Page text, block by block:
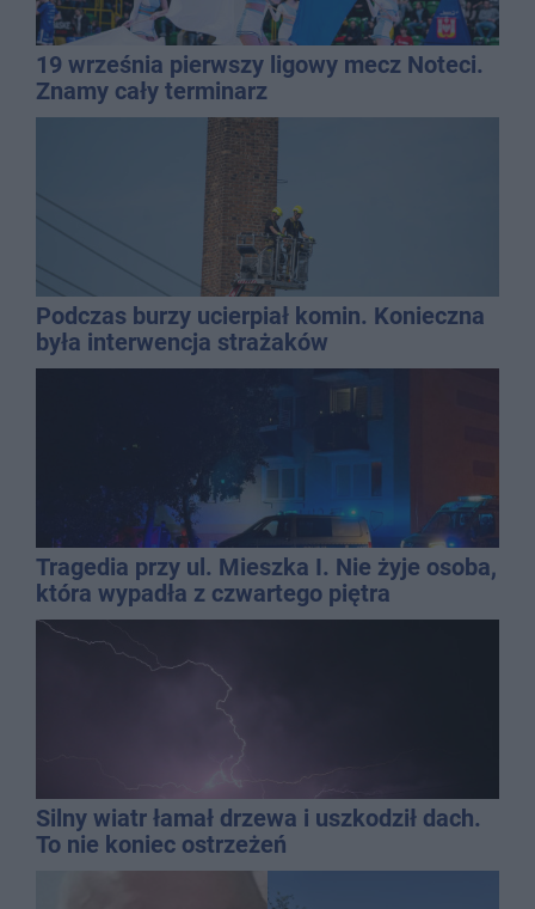
19 września pierwszy ligowy mecz Noteci.
Znamy cały terminarz
Podczas burzy ucierpiał komin. Konieczna
była interwencja strażaków
Tragedia przy ul. Mieszka I. Nie żyje osoba,
która wypadła z czwartego piętra
Silny wiatr łamał drzewa i uszkodził dach.
To nie koniec ostrzeżeń